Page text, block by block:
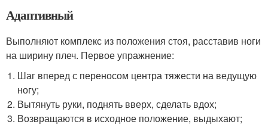
Адаптивный
Выполняют комплекс из положения стоя, расставив ноги
на ширину плеч. Первое упражнение:
Шаг вперед с переносом центра тяжести на ведущую
ногу;
Вытянуть руки, поднять вверх, сделать вдох;
Возвращаются в исходное положение, выдыхают;